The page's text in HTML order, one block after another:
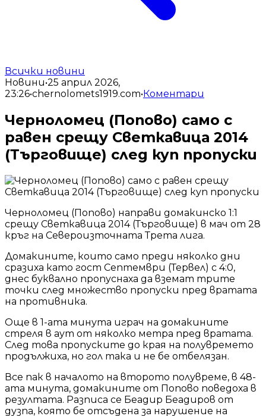
Всички новини
Новини•25 април 2026,
23:26•chernolomets1919.com•Коментари
Черноломец (Попово) само с
равен срещу Светкавица 2014
(Търговище) след куп пропуски
Черноломец (Попово) направи домакинско 1:1
срещу Светкавица 2014 (Търговище) в мач от 28
кръг на Североизточната Трета лига.
Домакините, които само преди няколко дни
сразиха като гост Септември (Тервел) с 4:0,
днес буквално пропуснаха да вземат трите
точки след множество пропуски пред вратата
на противника.
Още в 1-ата минута играч на домакините
стреля в аут от няколко метра пред вратата.
След това пропуските до края на полувремето
продължиха, но гол така и не бе отбелязан.
Все пак в началото на второто полувреме, в 48-
ата минута, домакините от Попово поведоха в
резултата. Разписа се Беадир Беадиров от
дузпа, която бе отсъдена за нарушение на